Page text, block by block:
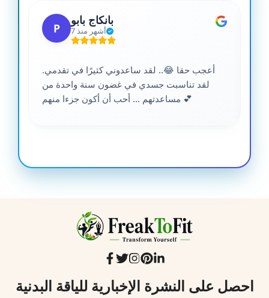
P
بانكاج بابو
7 أشهر منذ
أعجب حقا 😂.. لقد ساعدوني كثيرًا في تقدمي.
لقد تناسبت جسدي في غضون سنة واحدة من
مساعدتهم ... أحب أن أكون جزءا منهم 💕
احصل على النشرة الإخبارية للياقة البدنية